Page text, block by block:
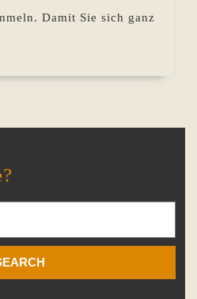
Damit Sie sich ganz